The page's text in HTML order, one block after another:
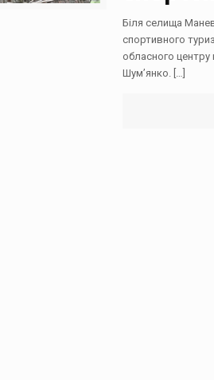
Біля селища
спортивного
обласного центру
Шум’янко. […]